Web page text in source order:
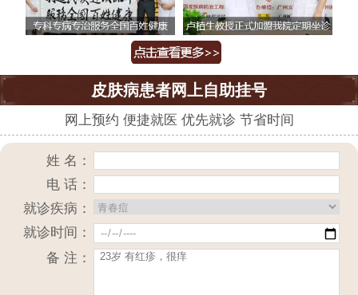
皮肤病患者网上自助挂号
网上预约 便捷就医 优先就诊 节省时间
姓 名：
电 话：
就诊疾病：
就诊时间：
备 注：